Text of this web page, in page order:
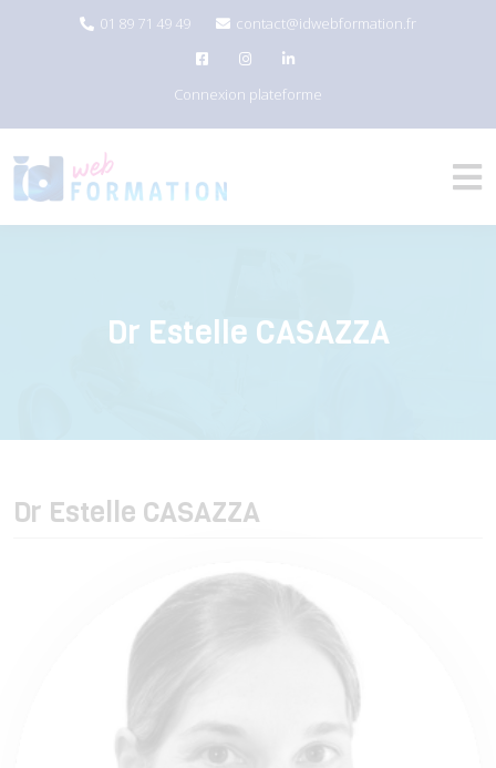
01 89 71 49 49 contact@idwebformation.fr
Connexion plateforme
Dr Estelle CASAZZA
Dr Estelle CASAZZA